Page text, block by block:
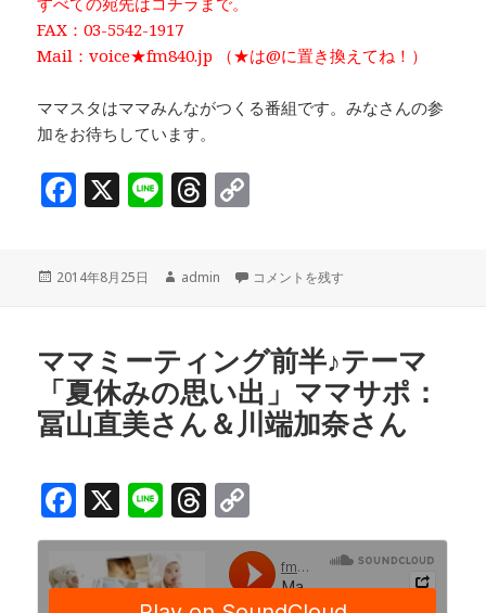
FAX：03-5542-1917
Mail：voice★fm840.jp （★は@に置き換えてね！）
ママスタはママみんながつくる番組です。みなさんの参
加をお待ちしています。
F
c
e
o
o
k
X Li
e
T
r
e
d
s
y
n
k
投
2014年8月25日
作
admin ママミーティング後半♪テーマ「夏休
コメントを残す
ママミーティング前半♪テーマ
「夏休みの思い出」ママサポ：
冨山直美さん＆川端加奈さん
F
a
c
e
X Li
n
e
T
h
e
o
p
y